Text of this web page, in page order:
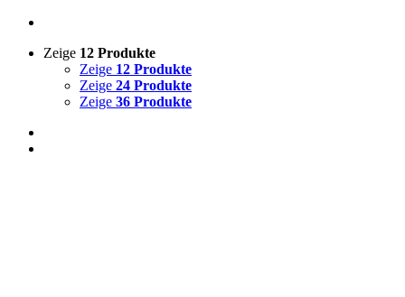
Zeige 12 Produkte
Zeige 12 Produkte
Zeige 24 Produkte
Zeige 36 Produkte